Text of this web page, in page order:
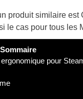
produit similaire est
le cas pour tous les
Sommaire
pour